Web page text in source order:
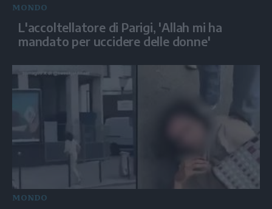
MONDO
L'accoltellatore di Parigi, 'Allah mi ha
mandato per uccidere delle donne'
MONDO